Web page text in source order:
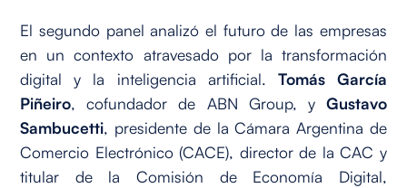
El segundo panel analizó el futuro de las empresas
en un contexto atravesado por la transformación
digital y la inteligencia artificial. Tomás García
Piñeiro, cofundador de ABN Group, y Gustavo
Sambucetti, presidente de la Cámara Argentina de
Comercio Electrónico (CACE), director de la CAC y
titular de la Comisión de Economía Digital,